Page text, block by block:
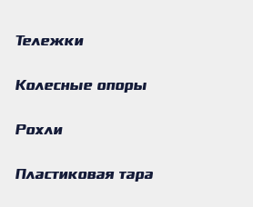
Тележки
Колесные опоры
Рохли
Пластиковая тара